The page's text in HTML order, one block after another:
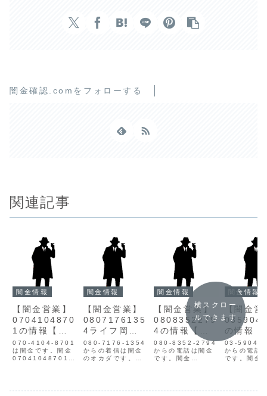
闇金確認.comをフォローする
関連記事
闇金情報
【闇金営業】
0704104870
1の情報【迷
惑電話】
070-4104-8701
は闇金です。闇金
07041048701の
闇金情報
【闇金営業】
0807176135
4ライフ岡田
の情報【迷惑
電話】
080-7176-1354
からの着信は闇金
のオカダです。闇
闇金情報
【闇金営業】
0808352279
4の情報【迷
惑電話】
080-8352-2794
からの電話は闇金
です。闇金
闇金情報
【闇金営
の情報【
電話】
03-5904-
からの電話
です。闇金
横スクロー
ルできます